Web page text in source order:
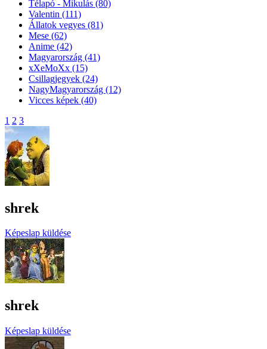
Télapó - Mikulás (80)
Valentin (111)
Állatok vegyes (81)
Mese (62)
Anime (42)
Magyarország (41)
xXeMoXx (15)
Csillagjegyek (24)
NagyMagyarország (12)
Vicces képek (40)
1 2 3
shrek
Képeslap küldése
shrek
Képeslap küldése